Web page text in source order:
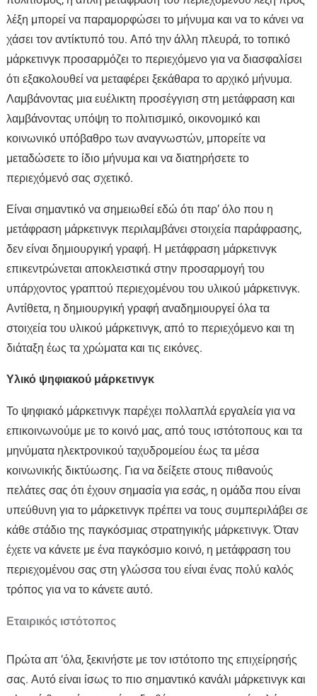
λέξη μπορεί να παραμορφώσει το μήνυμα και να το κάνει να
χάσει τον αντίκτυπό του. Από την άλλη πλευρά, το τοπικό
μάρκετινγκ προσαρμόζει το περιεχόμενο για να διασφαλίσει
ότι εξακολουθεί να μεταφέρει ξεκάθαρα το αρχικό μήνυμα.
Λαμβάνοντας μια ευέλικτη προσέγγιση στη μετάφραση και
λαμβάνοντας υπόψη το πολιτισμικό, οικονομικό και
κοινωνικό υπόβαθρο των αναγνωστών, μπορείτε να
μεταδώσετε το ίδιο μήνυμα και να διατηρήσετε το
περιεχόμενό σας σχετικό.
Είναι σημαντικό να σημειωθεί εδώ ότι παρ’ όλο που η
μετάφραση μάρκετινγκ περιλαμβάνει στοιχεία παράφρασης,
δεν είναι δημιουργική γραφή. Η μετάφραση μάρκετινγκ
επικεντρώνεται αποκλειστικά στην προσαρμογή του
υπάρχοντος γραπτού περιεχομένου του υλικού μάρκετινγκ.
Αντίθετα, η δημιουργική γραφή αναδημιουργεί όλα τα
στοιχεία του υλικού μάρκετινγκ, από το περιεχόμενο και τη
διάταξη έως τα χρώματα και τις εικόνες.
Υλικό ψηφιακού μάρκετινγκ
Το ψηφιακό μάρκετινγκ παρέχει πολλαπλά εργαλεία για να
επικοινωνούμε με το κοινό μας, από τους ιστότοπους και τα
μηνύματα ηλεκτρονικού ταχυδρομείου έως τα μέσα
κοινωνικής δικτύωσης. Για να δείξετε στους πιθανούς
πελάτες σας ότι έχουν σημασία για εσάς, η ομάδα που είναι
υπεύθυνη για το μάρκετινγκ πρέπει να τους συμπεριλάβει σε
κάθε στάδιο της παγκόσμιας στρατηγικής μάρκετινγκ. Όταν
έχετε να κάνετε με ένα παγκόσμιο κοινό, η μετάφραση του
περιεχομένου σας στη γλώσσα του είναι ένας πολύ καλός
τρόπος για να το κάνετε αυτό.
Εταιρικός ιστότοπος
Πρώτα απ ‘όλα, ξεκινήστε με τον ιστότοπο της επιχείρησής
σας. Αυτό είναι ίσως το πιο σημαντικό κανάλι μάρκετινγκ και